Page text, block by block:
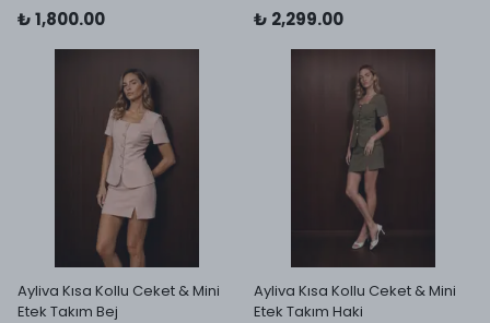
₺ 1,800.00 ₺ 2,299.00
Ayliva Kısa Kollu Ceket & Mini
Etek Takım Bej
Ayliva Kısa Kollu Ceket & Mini
Etek Takım Haki